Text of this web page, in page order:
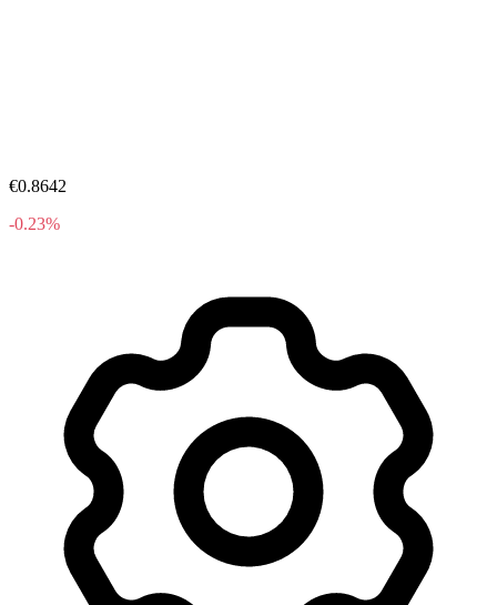
€0.8642
-0.23%